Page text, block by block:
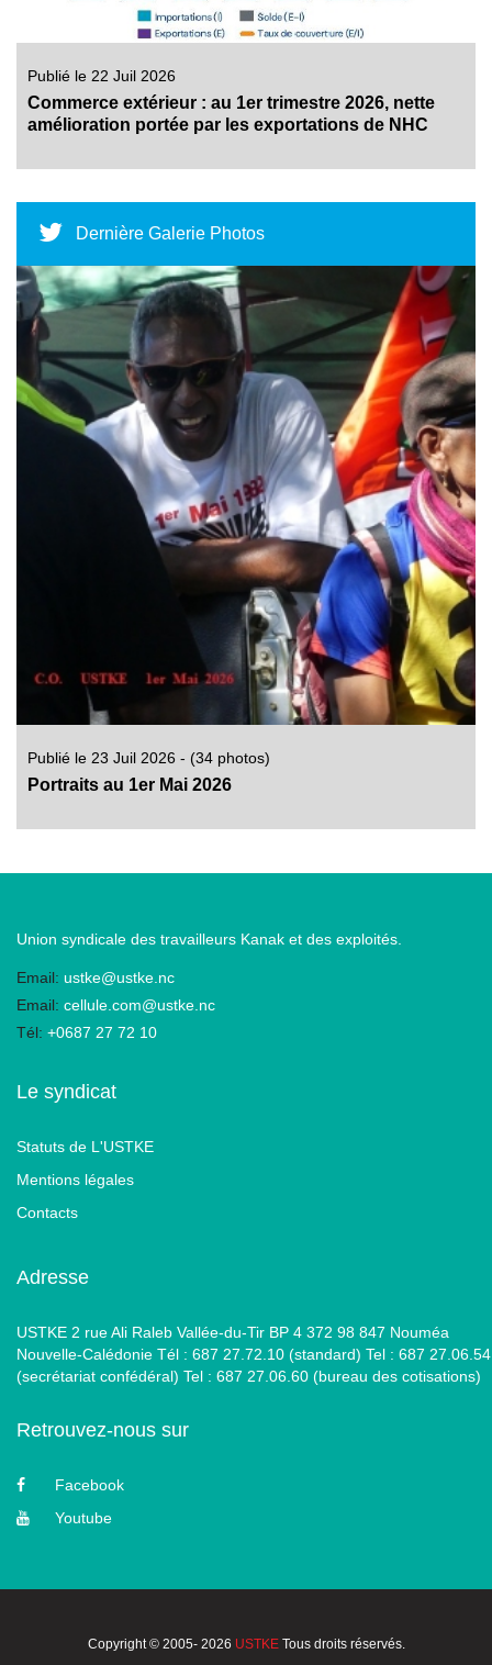
Publié le 22 Juil 2026
Commerce extérieur : au 1er trimestre 2026, nette
amélioration portée par les exportations de NHC
Dernière Galerie Photos
Publié le 23 Juil 2026 - (34 photos)
Portraits au 1er Mai 2026
Union syndicale des travailleurs Kanak et des exploités.
Email: ustke@ustke.nc
Email: cellule.com@ustke.nc
Tél: +0687 27 72 10
Le syndicat
Statuts de L'USTKE
Mentions légales
Contacts
Adresse
USTKE 2 rue Ali Raleb Vallée-du-Tir BP 4 372 98 847 Nouméa
Nouvelle-Calédonie Tél : 687 27.72.10 (standard) Tel : 687 27.06.54
(secrétariat confédéral) Tel : 687 27.06.60 (bureau des cotisations)
Retrouvez-nous sur
Facebook
Youtube
Copyright © 2005- 2026 USTKETous droits réservés.